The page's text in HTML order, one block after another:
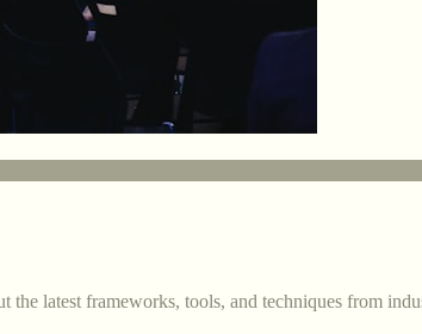
latest frameworks, tools, and techniques from